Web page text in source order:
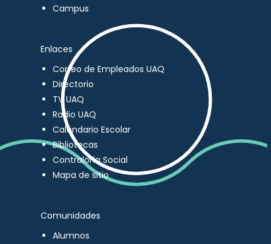
Campus
Enlaces
Correo de Empleados UAQ
Directorio
TV UAQ
Radio UAQ
Calendario Escolar
Bibliotecas
Contraloría Social
Mapa de sitio
Comunidades
Alumnos